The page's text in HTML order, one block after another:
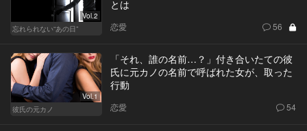
Vol.2
忘れられない“あの日”
とは
恋愛 56
Vol.1
彼氏の元カノ
「それ、誰の名前…？」付き合いたての彼
氏に元カノの名前で呼ばれた女が、取った
行動
恋愛 54